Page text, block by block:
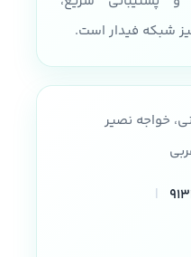
شبکه فیدار است.
خواجه نصیر
|